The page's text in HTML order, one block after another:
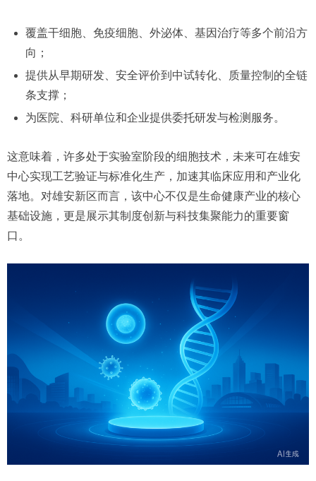
覆盖干细胞、免疫细胞、外泌体、基因治疗等多个前沿方
向；
提供从早期研发、安全评价到中试转化、质量控制的全链
条支撑；
为医院、科研单位和企业提供委托研发与检测服务。
这意味着，许多处于实验室阶段的细胞技术，未来可在雄安
中心实现工艺验证与标准化生产，加速其临床应用和产业化
落地。对雄安新区而言，该中心不仅是生命健康产业的核心
基础设施，更是展示其制度创新与科技集聚能力的重要窗
口。